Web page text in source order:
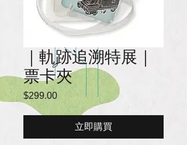
｜軌跡追溯特展｜
票卡夾
$299.00價
格
立即購買